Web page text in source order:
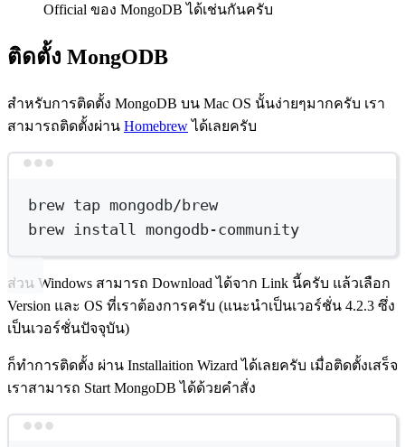
Official ของ MongoDB ได้เช่นกันครับ
ติดตั้ง MongODB
สำหรับการติดตั้ง MongoDB บน Mac OS นั้นง่ายๆมากครับ เรา
สามารถติดตั้งผ่าน Homebrewได้เลยครับ
brew tap mongodb/brew
brew install mongodb-community
ส่วน Windows สามารถ Download ได้จาก Link นี้ครับ แล้วเลือก
Version และ OS ที่เราต้องการครับ (แนะนำเป็นเวอร์ชั่น 4.2.3 ซึ่ง
เป็นเวอร์ชั่นปัจจุบัน)
ก็ทำการติดตั้ง ผ่าน Installaition Wizard ได้เลยครับ เมื่อติดตั้งเสร็จ
เราสามารถ Start MongoDB ได้ด้วยคำสั่ง